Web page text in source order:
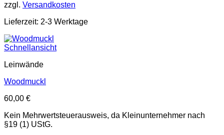
zzgl. Versandkosten
Lieferzeit: 2-3 Werktage
Schnellansicht
Leinwände
Woodmuckl
60,00 €
Kein Mehrwertsteuerausweis, da Kleinunternehmer nach
§19 (1) UStG.